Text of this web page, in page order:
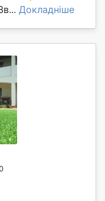
Докладніше